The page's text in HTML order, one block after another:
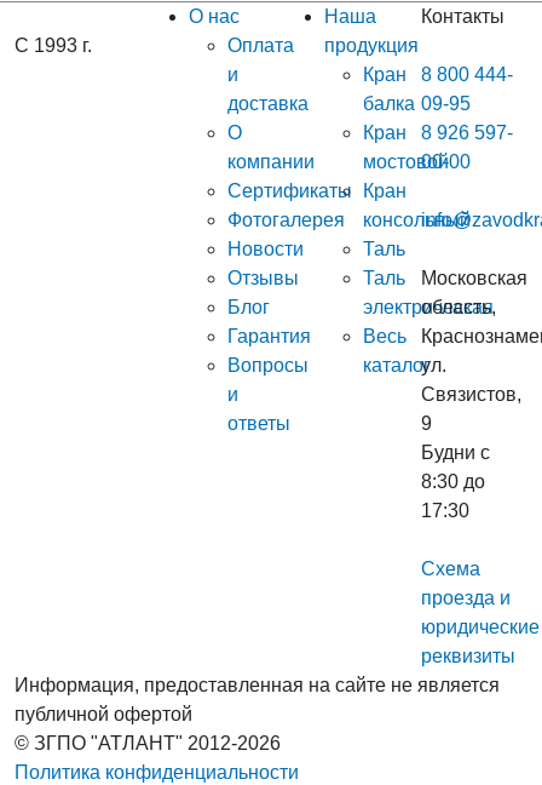
С 1993 г.
О нас
Оплата
и
доставка
О
компании
Сертификаты
Фотогалерея
Новости
Отзывы
Блог
Гарантия
Вопросы
и
ответы
Наша
продукция
Кран
балка
Кран
мостовой
Кран
консольный
Таль
Таль
электрическая
Весь
каталог
Контакты
8 800 444-
09-95
8 926 597-
00-00
Московская
область,
ул.
Связистов,
9
Будни с
8:30 до
17:30
Схема
проезда и
юридические
реквизиты
Информация, предоставленная на сайте не является
публичной офертой
© ЗГПО "АТЛАНТ" 2012-2026
Политика конфиденциальности